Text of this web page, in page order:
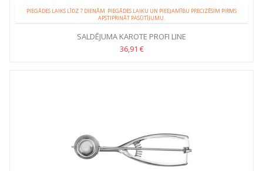
PIEGĀDES LAIKS LĪDZ 7 DIENĀM. PIEGĀDES LAIKU UN PIEEJAMĪBU PRECIZĒSIM PIRMS
APSTIPRINĀT PASŪTĪJUMU.
SALDĒJUMA KAROTE PROFI LINE
36,91 €